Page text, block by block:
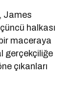
James
halkası
maceraya
gerçekçiliğe
çıkanları